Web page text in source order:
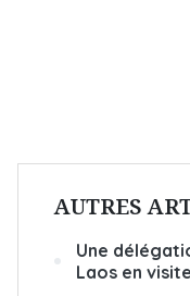
AUTRES
Une
Laos en